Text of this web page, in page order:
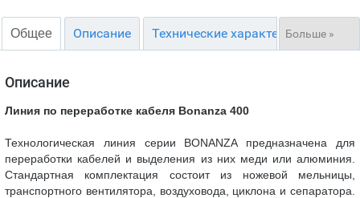
Общее Описание Технические характеристики
Больше »
Описание
Линия по переработке кабеля Bonanza 400
Технологическая линия серии BONANZA предназначена для
переработки кабелей и выделения из них меди или алюминия.
Стандартная комплектация состоит из ножевой мельницы,
транспортного вентилятора, воздуховода, циклона и сепаратора.